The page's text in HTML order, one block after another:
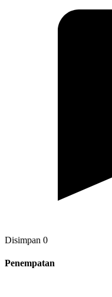
Disimpan 0
Penempatan